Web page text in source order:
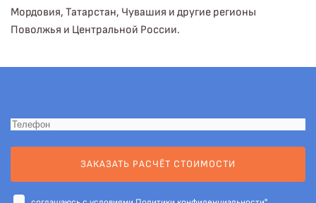
Мордовия, Татарстан, Чувашия и другие регионы
Поволжья и Центральной России.
ЗАКАЗАТЬ РАСЧЁТ СТОИМОСТИ